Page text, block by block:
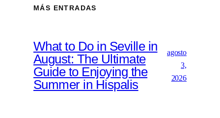
MÁS ENTRADAS
What to Do in Seville in
August: The Ultimate
Guide to Enjoying the
Summer in Hispalis
agosto
3,
2026